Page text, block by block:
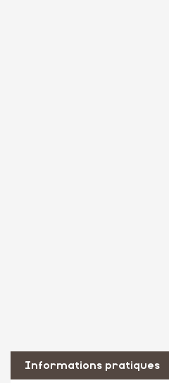
Informations pratiques